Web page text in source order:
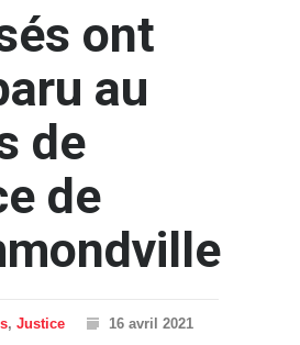
ont
au
de
de
, Justice
16 avril 2021